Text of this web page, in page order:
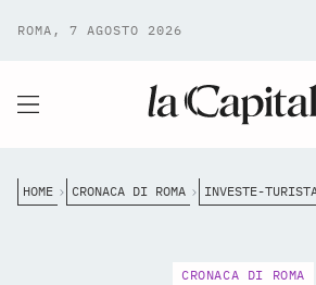
ROMA, 7 AGOSTO 2026
HOME CRONACA DI ROMA
CRONACA DI ROMA